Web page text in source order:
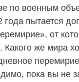
по военным
пытается
от
же мира
пока вы не